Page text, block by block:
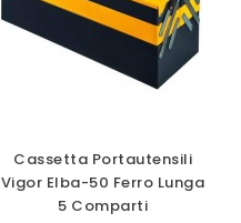
Cassetta Portautensili
Vigor Elba-50 Ferro Lunga
5 Comparti